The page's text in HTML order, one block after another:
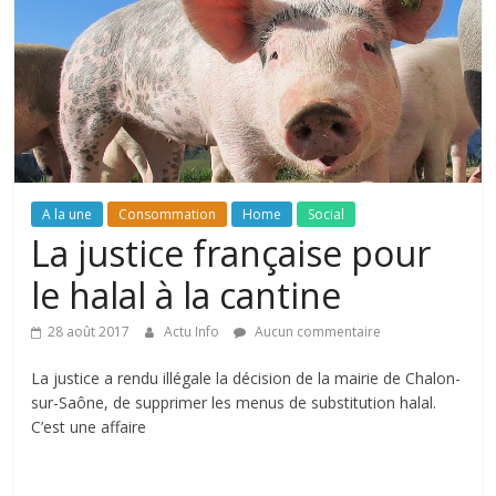
A la une Consommation Home Social
La justice française pour
le halal à la cantine
28 août 2017 Actu Info Aucun commentaire
La justice a rendu illégale la décision de la mairie de Chalon-
sur-Saône, de supprimer les menus de substitution halal.
C’est une affaire